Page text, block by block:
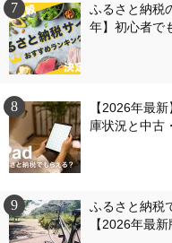
ふるさと納税
年】初心者で
【2026年最
庫状況と中古
ふるさと納税
【2026年最新